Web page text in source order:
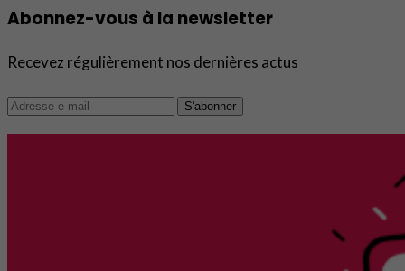
Abonnez-vous à la newsletter
Recevez régulièrement nos dernières actus
S'abonner